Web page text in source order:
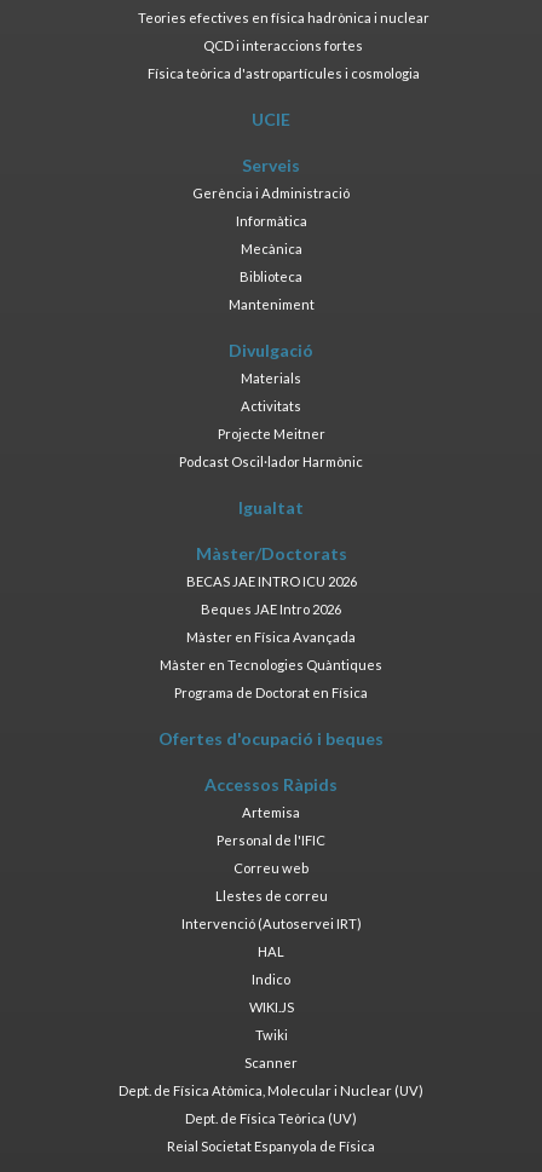
Teories efectives en física hadrònica i nuclear
QCD i interaccions fortes
Física teòrica d'astropartícules i cosmologia
UCIE
Serveis
Gerència i Administració
Informàtica
Mecànica
Biblioteca
Manteniment
Divulgació
Materials
Activitats
Projecte Meitner
Podcast Oscil·lador Harmònic
Igualtat
Màster/Doctorats
BECAS JAE INTRO ICU 2026
Beques JAE Intro 2026
Màster en Física Avançada
Màster en Tecnologies Quàntiques
Programa de Doctorat en Física
Ofertes d'ocupació i beques
Accessos Ràpids
Artemisa
Personal de l'IFIC
Correu web
Llestes de correu
Intervenció (Autoservei IRT)
HAL
Indico
WIKI.JS
Twiki
Scanner
Dept. de Física Atòmica, Molecular i Nuclear (UV)
Dept. de Física Teòrica (UV)
Reial Societat Espanyola de Física